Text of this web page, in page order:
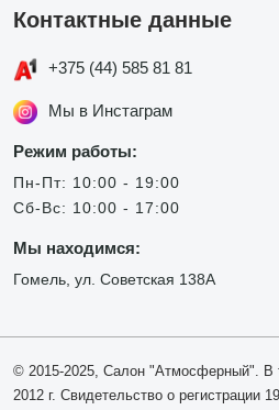
Контактные данные
+375 (44) 585 81 81
Мы в Инстаграм
Режим работы:
Пн-Пт: 10:00 - 19:00
Сб-Вс: 10:00 - 17:00
Мы находимся:
Гомель, ул. Советская 138А
© 2015-2025, Салон "Атмосферный". В
2012 г. Свидетельство о регистрации